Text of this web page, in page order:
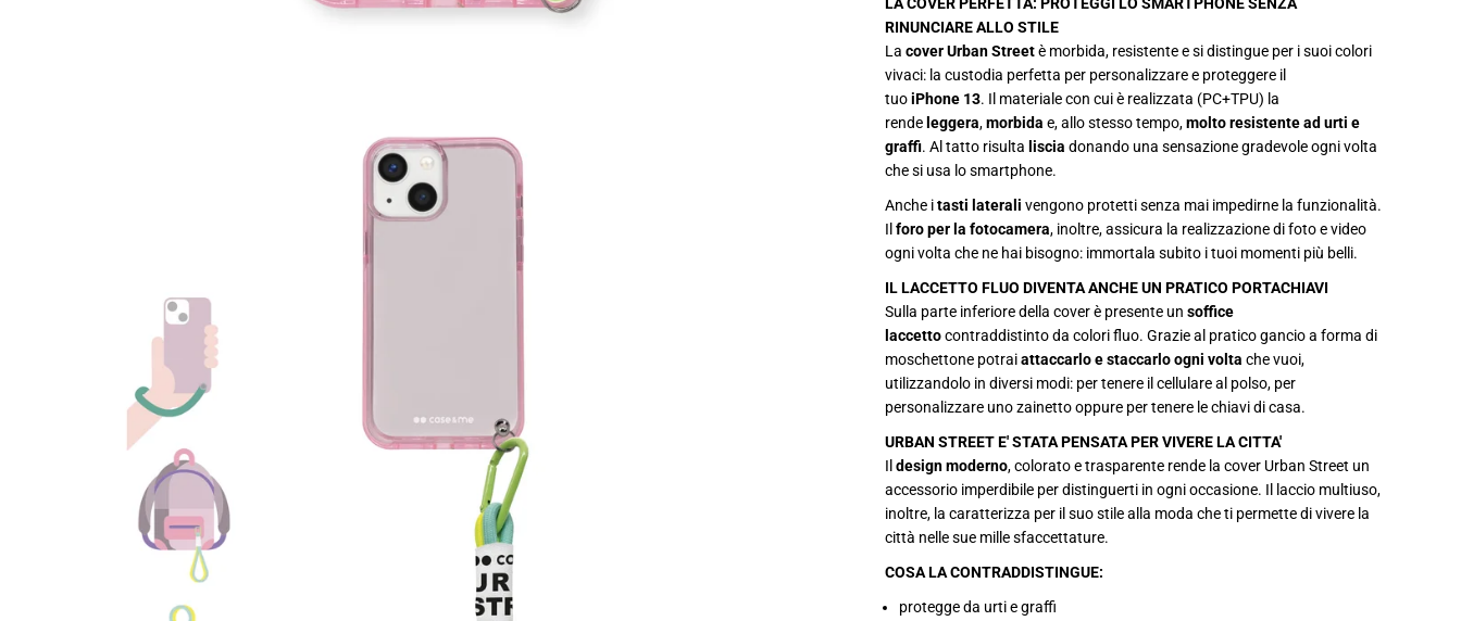
r
U
r
a
n
t
r
e
p
e
i
h
o
e
1
r
U
r
a
n
t
r
e
p
e
i
h
o
e
1
RINUNCIARE ALLO STILE
La cover Urban Streetè morbida, resistente e si distingue per i suoi colori
vivaci: la custodia perfetta per personalizzare e proteggere il
tuoiPhone 13. Il materiale con cui è realizzata (PC+TPU) la
rende leggera,morbida e,allo stesso tempo,molto resistente ad urti e
graffi. Al tatto risulta liscia donando una sensazione gradevole ogni volta
che si usa lo smartphone.
Anche itasti laterali vengono protetti senza mai impedirne la funzionalità.
Il foro per la fotocamera, inoltre, assicura la realizzazione di foto e video
ogni volta che ne hai bisogno: immortala subito i tuoi momenti più belli.
IL LACCETTO FLUO DIVENTA ANCHE UN PRATICO PORTACHIAVI
Sulla parte inferiore della cover è presente un soffice
laccettocontraddistinto da colori fluo. Grazie al pratico gancio a forma di
moschettone potraiattaccarlo e staccarlo ogni volta che vuoi,
utilizzandolo in diversi modi: per tenere il cellulare al polso, per
personalizzare uno zainetto oppure per tenere le chiavi di casa.
URBAN STREET E' STATA PENSATA PER VIVERE LA CITTA'
Il design moderno, colorato e trasparente rende la cover Urban Street un
accessorio imperdibile per distinguerti in ogni occasione. Il laccio multiuso,
inoltre, la caratterizza per il suo stile alla moda che ti permette di vivere la
città nelle sue mille sfaccettature.
COSA LA CONTRADDISTINGUE:
protegge da urti e graffi